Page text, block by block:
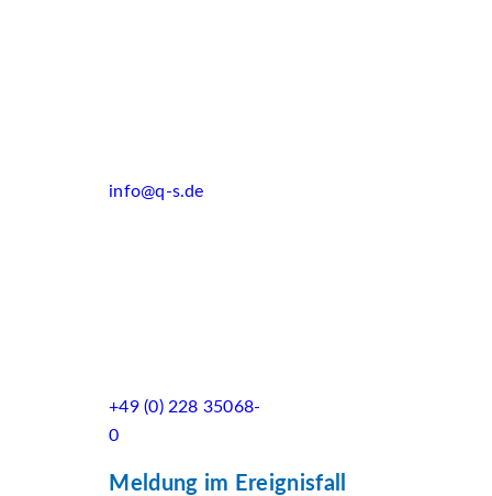
info@q-s.de
+49 (0) 228 35068-
0
Meldung im Ereignisfall